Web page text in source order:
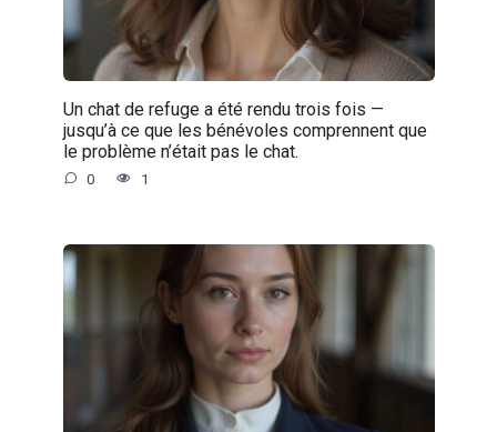
Un chat de refuge a été rendu trois fois —
jusqu’à ce que les bénévoles comprennent que
le problème n’était pas le chat.
0 1